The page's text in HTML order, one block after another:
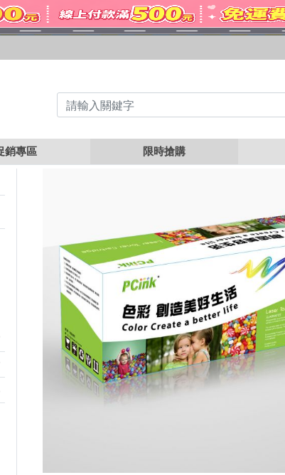
銷專區 限時搶購
/ MPC2504 RICOH MPC2004 / MPC2504 黑色相容碳粉匣